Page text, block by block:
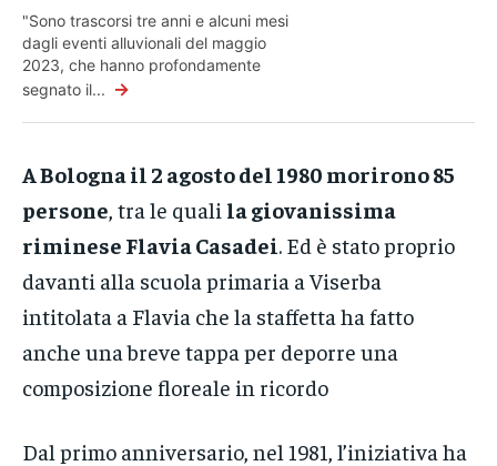
"Sono trascorsi tre anni e alcuni mesi
dagli eventi alluvionali del maggio
2023, che hanno profondamente
segnato il... →
A Bologna il 2 agosto del 1980 morirono 85
persone , tra le quali la giovanissima
riminese Flavia Casadei. Ed è stato proprio
davanti alla scuola primaria a Viserba
intitolata a Flavia che la staffetta ha fatto
anche una breve tappa per deporre una
composizione floreale in ricordo
Dal primo anniversario, nel 1981, l’iniziativa ha